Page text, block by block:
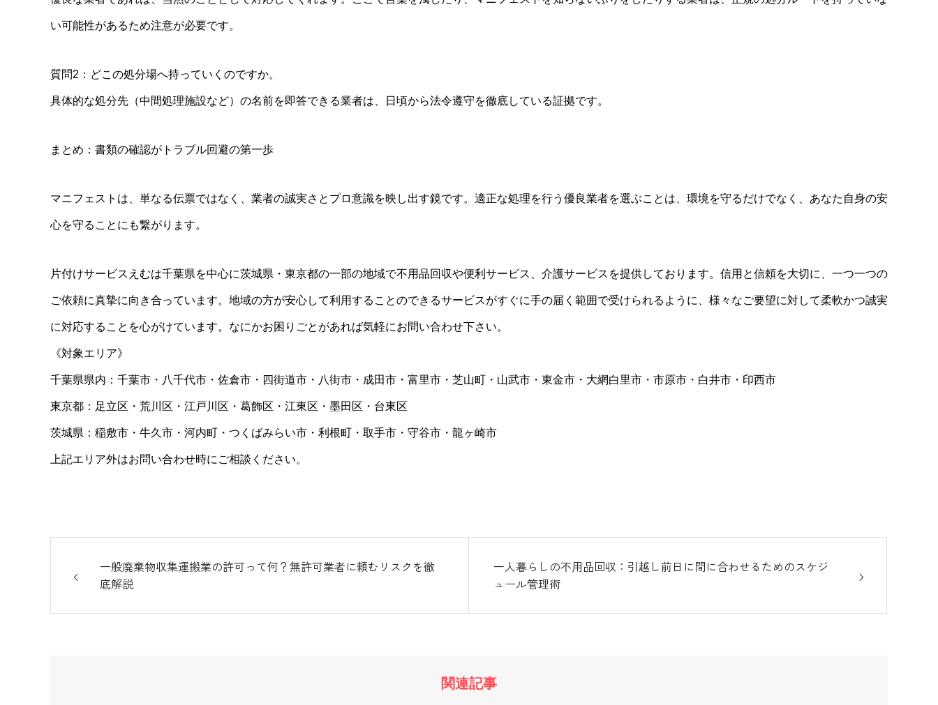
い可能性があるため注意が必要です。
質問2：どこの処分場へ持っていくのですか。
具体的な処分先（中間処理施設など）の名前を即答できる業者は、日頃から法令遵守を徹底している証拠です。
まとめ：書類の確認がトラブル回避の第一歩
マニフェストは、単なる伝票ではなく、業者の誠実さとプロ意識を映し出す鏡です。適正な処理を行う優良業者を選ぶことは、環境を守るだけでなく、あなた自身の安
心を守ることにも繋がります。
片付けサービスえむは千葉県を中心に茨城県・東京都の一部の地域で不用品回収や便利サービス、介護サービスを提供しております。信用と信頼を大切に、一つ一つの
ご依頼に真摯に向き合っています。地域の方が安心して利用することのできるサービスがすぐに手の届く範囲で受けられるように、様々なご要望に対して柔軟かつ誠実
に対応することを心がけています。なにかお困りごとがあれば気軽にお問い合わせ下さい。
《対象エリア》
千葉県県内：千葉市・八千代市・佐倉市・四街道市・八街市・成田市・富里市・芝山町・山武市・東金市・大網白里市・市原市・白井市・印西市
東京都：足立区・荒川区・江戸川区・葛飾区・江東区・墨田区・台東区
茨城県：稲敷市・牛久市・河内町・つくばみらい市・利根町・取手市・守谷市・龍ヶ崎市
上記エリア外はお問い合わせ時にご相談ください。
一般廃棄物収集運搬業の許可って何？無許可業者に頼むリスクを徹
底解説
一人暮らしの不用品回収：引越し前日に間に合わせるためのスケジ
ュール管理術
関連記事